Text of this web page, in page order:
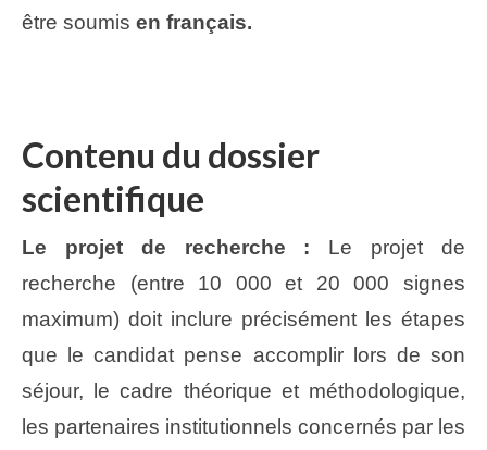
être soumis en français.
Contenu du dossier
scientifique
Le projet de recherche : Le projet de
recherche (entre 10 000 et 20 000 signes
maximum) doit inclure précisément les étapes
que le candidat pense accomplir lors de son
séjour, le cadre théorique et méthodologique,
les partenaires institutionnels concernés par les